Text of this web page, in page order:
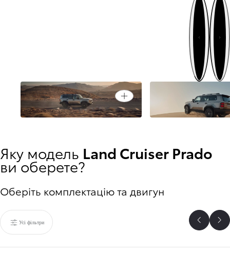
Далі
Створений для будь-якого
ландшафту
Open card
Готовий
Яку модель Land Cruiser Prado
ви оберете?
Оберіть комплектацію та двигун
Усі фільтри Назад